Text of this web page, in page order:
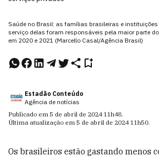
Saúde no Brasil: as famílias brasileiras e
serviço delas foram responsáveis pela maior parte
em 2020 e 2021 (Marcello Casal/Agência Brasil)
Estadão Conteúdo
Agência de notícias
Publicado em 5 de abril de 2024 11h48.
Última atualização em 5 de abril de 2024 11h50.
Os brasileiros estão gastando menos